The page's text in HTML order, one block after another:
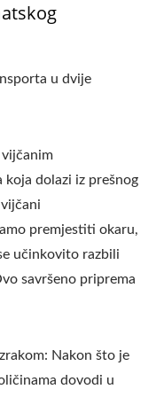
u dvije
vijčanim
dolazi iz prešnog
premjestiti okaru,
učinkovito razbili
savršeno priprema
Nakon što je
dovodi u